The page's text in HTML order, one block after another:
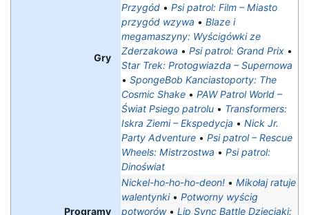
Gry
Przygód • Psi patrol: Film – Miasto
przygód wzywa • Blaze i
megamaszyny: Wyścigówki ze
Zderzakowa • Psi patrol: Grand Prix •
Star Trek: Protogwiazda – Supernowa
• SpongeBob Kanciastoporty: The
Cosmic Shake • PAW Patrol World –
Świat Psiego patrolu • Transformers:
Iskra Ziemi – Ekspedycja • Nick Jr.
Party Adventure • Psi patrol – Rescue
Wheels: Mistrzostwa‎ • Psi patrol:
Dinoświat
Programy
Nickel-ho-ho-ho-deon! • Mikołaj ratuje
walentynki• Potworny wyścig
potworów• Lip Sync Battle Dzieciaki: